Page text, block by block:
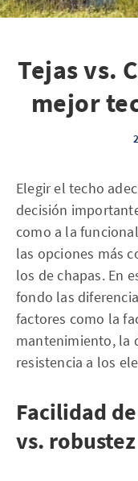
Tejas vs.
mejor
Elegir el techo
decisión
como a la
las opciones más
los de chapas. En
fondo las
factores como la
mantenimiento, la
resistencia a los
Facilidad
vs. robustez